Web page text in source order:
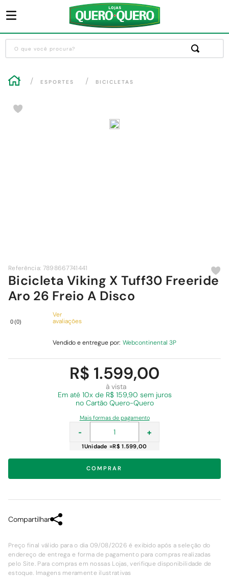
O que você procura?
ESPORTES BICICLETAS
Referência: 7898667741441
Bicicleta Viking X Tuff30 Freeride
Aro 26 Freio A Disco
0(0)
Ver
avaliações
Vendido e entregue por: Webcontinental 3P
R$ 1.599,00
à vista
Em até 10x de R$ 159,90 sem juros
no Cartão Quero-Quero
Mais formas de pagamento
+
-
1Unidade =R$ 1.599,00
COMPRAR
Compartilhar
Preço final válido para o dia 09/08/2026 é exibido após a seleção do
endereço de entrega e forma de pagamento para compras realizadas
pelo Site. Para compras em nossas Lojas, verifique disponibilidade de
estoque. Imagens meramente ilustrativas
1º
guarda roupa
º cozinha completa